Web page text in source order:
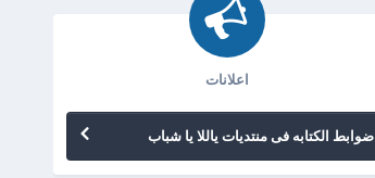
اعلانات
ضوابط الكتابه فى منتديات ياللا يا شباب